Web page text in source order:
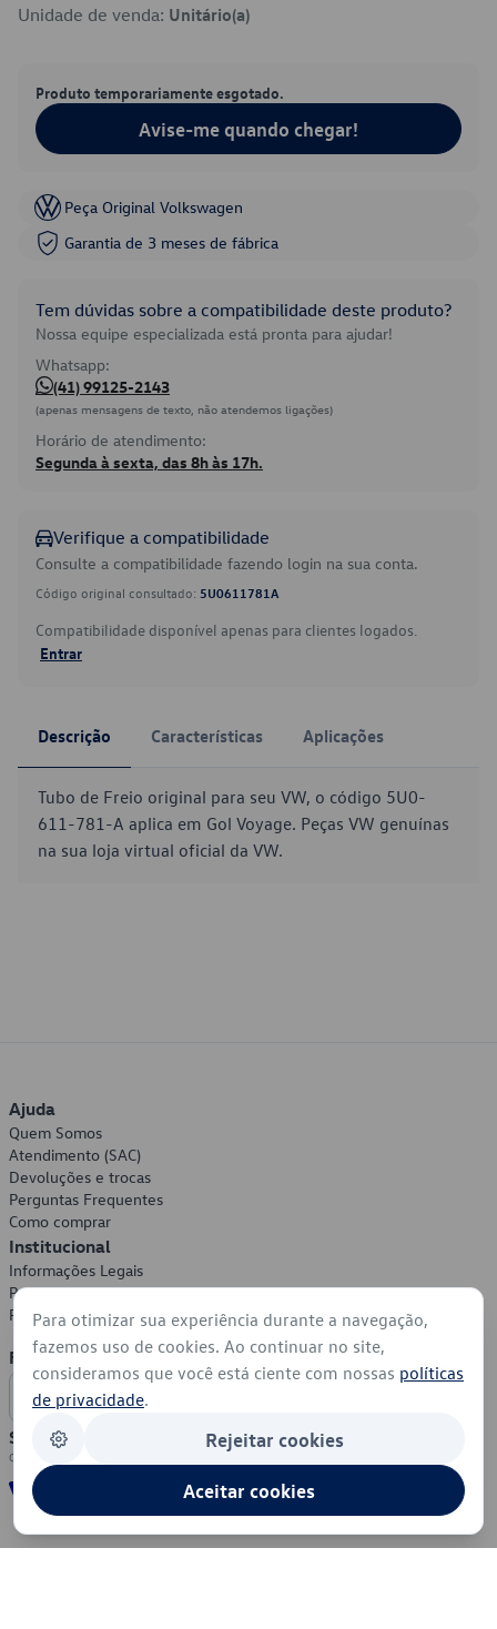
Unidade de venda: Unitário(a)
Produto temporariamente esgotado.
Avise-me quando chegar!
Peça Original Volkswagen
Garantia de 3 meses de fábrica
Tem dúvidas sobre a compatibilidade deste produto?
Nossa equipe especializada está pronta para ajudar!
Whatsapp:
(41) 99125-2143
(apenas mensagens de texto, não atendemos ligações)
Horário de atendimento:
Segunda à sexta, das 8h às 17h.
Verifique a compatibilidade
Consulte a compatibilidade fazendo login na sua conta.
Código original consultado: 5U0611781A
Compatibilidade disponível apenas para clientes logados.
Entrar
Descrição Características Aplicações
Tubo de Freio original para seu VW, o código 5U0-
611-781-A aplica em Gol Voyage. Peças VW genuínas
na sua loja virtual oficial da VW.
Ajuda
Quem Somos
Atendimento (SAC)
Devoluções e trocas
Perguntas Frequentes
Como comprar
Institucional
Informações Legais
Política de Privacidade
Política de Cookies
Formas de Pagamento
Segurança
Para otimizar sua experiência durante a navegação,
fazemos uso de cookies. Ao continuar no site,
consideramos que você está ciente com nossas políticas
de privacidade.
Rejeitar cookies
Aceitar cookies